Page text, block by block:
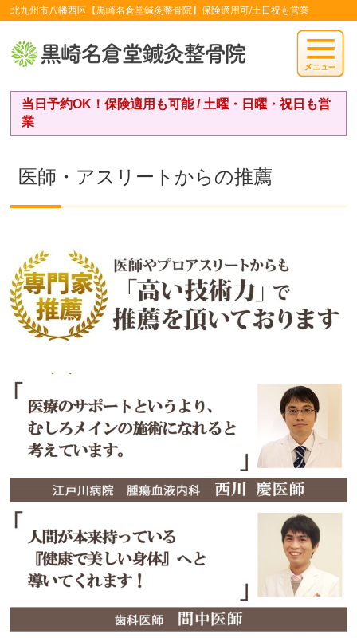
北九州市八幡西区【黒崎名倉堂鍼灸整骨院】保険適用可/土日祝も営業
当日予約OK！保険適用も可能 / 土曜・日曜・祝日も営
業
医師・アスリートからの推薦